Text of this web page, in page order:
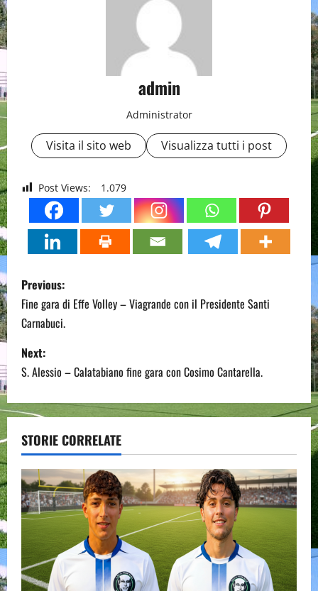
admin
Administrator
Visita il sito web Visualizza tutti i post
Post Views: 1.079
P
o
s
t
n
a
v
i
g
a
t
Previous:
Fine gara di Effe Volley – Viagrande con il Presidente Santi
Carnabuci.
Next:
S. Alessio – Calatabiano fine gara con Cosimo Cantarella.
STORIE CORRELATE